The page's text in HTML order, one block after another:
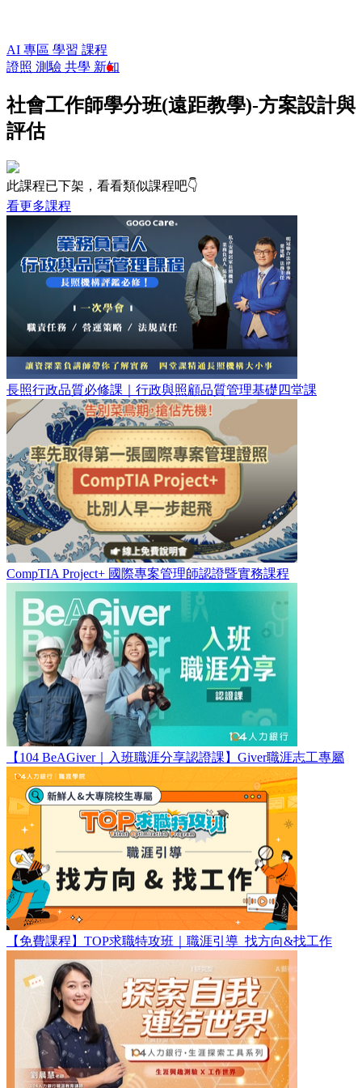
AI 專區 學習 課程
證照 測驗 共學 新知
社會工作師學分班(遠距教學)-方案設計與
評估
此課程已下架，看看類似課程吧👇
看更多課程
長照行政品質必修課｜行政與照顧品質管理基礎四堂課
CompTIA Project+ 國際專案管理師認證暨實務課程
【104 BeAGiver｜入班職涯分享認證課】Giver職涯志工專屬
【免費課程】TOP求職特攻班｜職涯引導_找方向&找工作